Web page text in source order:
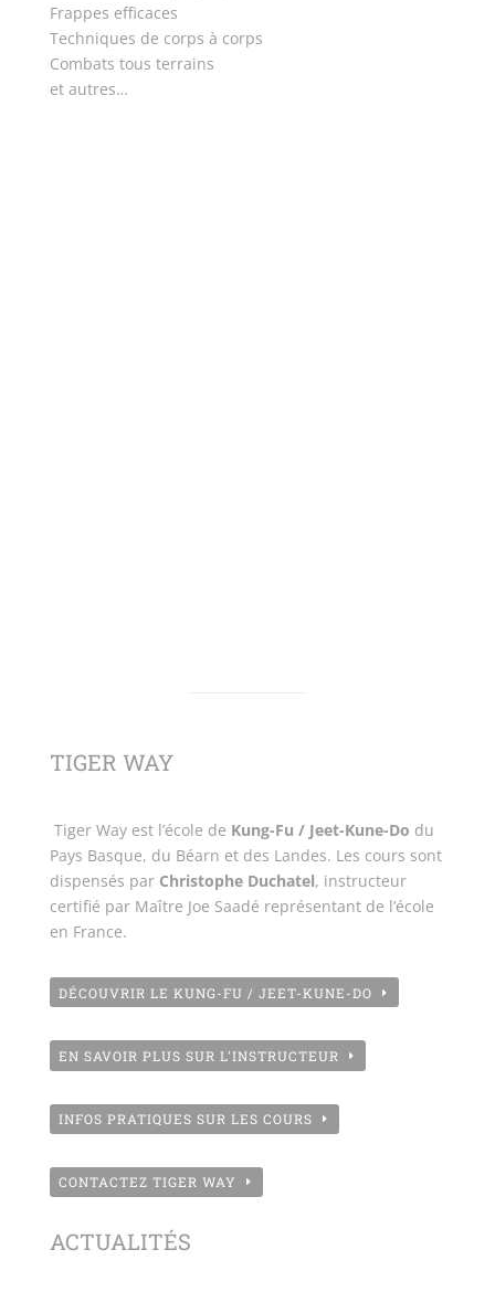
Frappes efficaces
Techniques de corps à corps
Combats tous terrains
et autres…
TIGER WAY
Tiger Way est l’école de Kung-Fu / Jeet-Kune-Do du
Pays Basque, du Béarn et des Landes. Les cours sont
dispensés par Christophe Duchatel, instructeur
certifié par Maître Joe Saadé représentant de l’école
en France.
DÉCOUVRIR LE KUNG-FU / JEET-KUNE-DO
EN SAVOIR PLUS SUR L'INSTRUCTEUR
INFOS PRATIQUES SUR LES COURS
CONTACTEZ TIGER WAY
ACTUALITÉS